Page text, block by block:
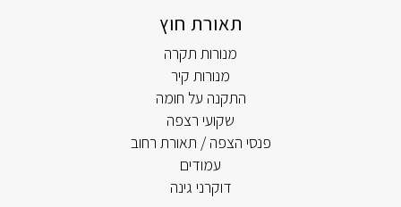
תאורת חוץ
מנורות תקרה
מנורות קיר
התקנה על חומה
שקועי רצפה
פנסי הצפה / תאורת רחוב
עמודים
דוקרני גינה